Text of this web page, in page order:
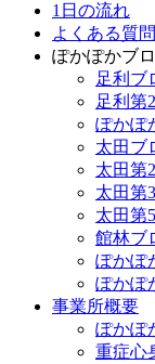
1日の流れ
よくある質問
ぽかぽかブ
足利ブ
足利第
ぽかぽ
太田ブ
太田第
太田第
太田第
館林ブ
ぽかぽ
ぽかぽ
事業所概要
ぽかぽ
重症心